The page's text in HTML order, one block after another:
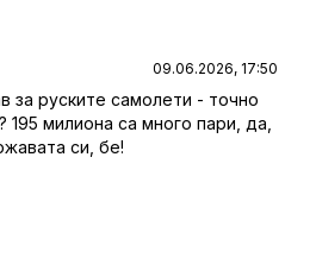
09.06.2026, 17:50
за руските самолети - точно
195 милиона са много пари, да,
си, бе!